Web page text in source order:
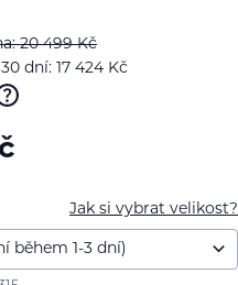
20 499Kč
dní: 17 424 Kč
Jak si vybrat velikost?